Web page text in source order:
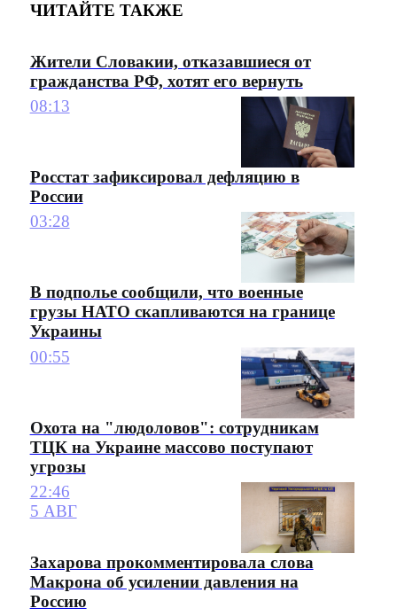
ЧИТАЙТЕ ТАКЖЕ
Жители Словакии, отказавшиеся от
гражданства РФ, хотят его вернуть
08:13
Росстат зафиксировал дефляцию в
России
03:28
В подполье сообщили, что военные
грузы НАТО скапливаются на границе
Украины
00:55
Охота на "людоловов": сотрудникам
ТЦК на Украине массово поступают
угрозы
22:46
5 АВГ
Захарова прокомментировала слова
Макрона об усилении давления на
Россию